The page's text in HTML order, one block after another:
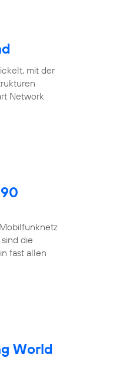
mit der
Network
Mobilfunknetz
die
fast allen
World